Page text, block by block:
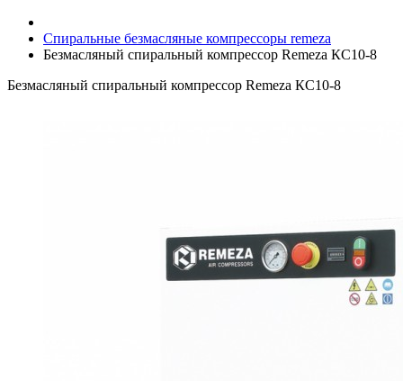
Спиральные безмасляные компрессоры remeza
Безмасляный спиральный компрессор Remeza КС10-8
Безмасляный спиральный компрессор Remeza КС10-8